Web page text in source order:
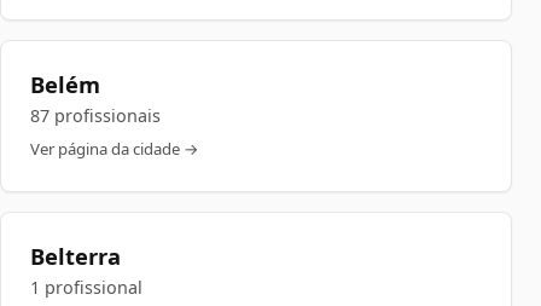
Belém
87 profissionais
Ver página da cidade →
Belterra
1 profissional